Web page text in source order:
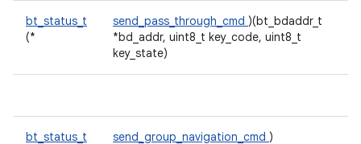
bt_status_t
(*
send_pass_through_cmd )(bt_bdaddr_t
*bd_addr, uint8_t key_code, uint8_t
key_state)
bt_status_t
send_group_navigation_cmd )